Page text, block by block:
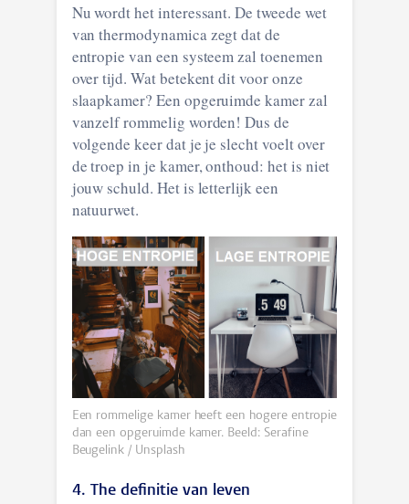
Nu wordt het interessant. De tweede wet
van thermodynamica zegt dat de
entropie van een systeem zal toenemen
over tijd. Wat betekent dit voor onze
slaapkamer? Een opgeruimde kamer zal
vanzelf rommelig worden! Dus de
volgende keer dat je je slecht voelt over
de troep in je kamer, onthoud: het is niet
jouw schuld. Het is letterlijk een
natuurwet.
Een rommelige kamer heeft een hogere entropie
dan een opgeruimde kamer. Beeld: Serafine
Beugelink / Unsplash
4. The definitie van leven